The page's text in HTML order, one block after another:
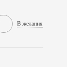
В желания